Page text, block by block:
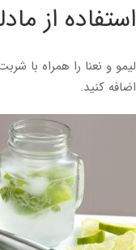
استفاده از
لیمو و نعنا را همراه با
اضافه کنید.